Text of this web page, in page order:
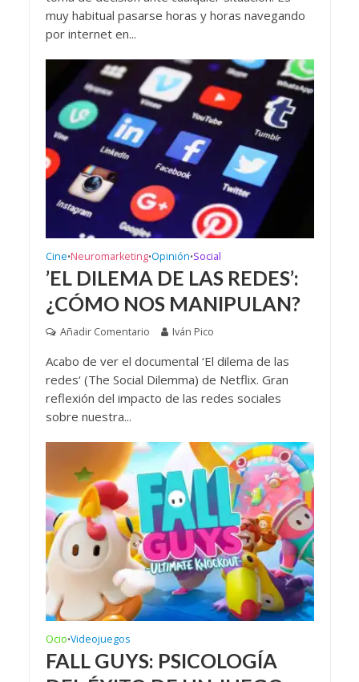
muy habitual pasarse horas y horas navegando
por internet en...
Cine•Neuromarketing•Opinión•Social
’EL DILEMA DE LAS REDES’:
¿CÓMO NOS MANIPULAN?
Añadir Comentario Iván Pico
Acabo de ver el documental ‘El dilema de las
redes‘ (The Social Dilemma) de Netflix. Gran
reflexión del impacto de las redes sociales
sobre nuestra...
Ocio•Videojuegos
FALL GUYS: PSICOLOGÍA